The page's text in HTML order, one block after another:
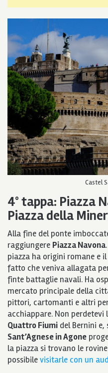
Castel
4° tappa: Piazza
Piazza della
Alla fine del ponte
raggiungere Piazza Navona
piazza ha origini romane e
fatto che veniva allagata
finte battaglie navali. Ha
mercato principale della
pittori, cartomanti e altri
acchiappare. Non perdetevi
Quattro Fiumi del Bernini
Sant’Agnese in Agone
la piazza si trovano le
possibilevisitarle con un